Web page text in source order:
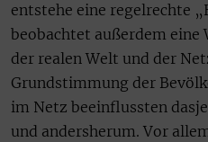
entstehe eine regelrechte
beobachtet außerdem eine
der realen Welt und der
Grundstimmung der
im Netz beeinflussten
und andersherum. Vor